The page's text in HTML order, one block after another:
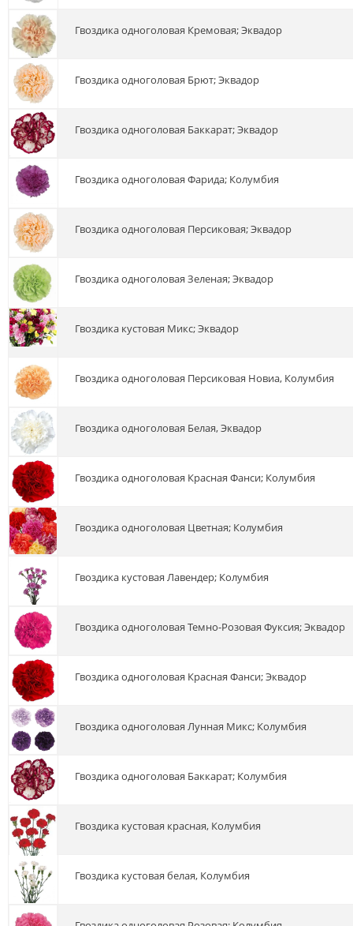
гвоздика одноголовая Кремовая; Эквадор
гвоздика одноголовая Брют; Эквадор
гвоздика одноголовая Баккарат; Эквадор
гвоздика одноголовая Фарида; Колумбия
гвоздика одноголовая Персиковая; Эквадор
гвоздика одноголовая Зеленая; Эквадор
гвоздика кустовая Микс; Эквадор
гвоздика одноголовая Персиковая Новиа, Колумбия
гвоздика одноголовая Белая, Эквадор
гвоздика одноголовая Красная Фанси; Колумбия
гвоздика одноголовая Цветная; Колумбия
гвоздика кустовая Лавендер; Колумбия
гвоздика одноголовая Темно-Розовая Фуксия; Эквадор
гвоздика одноголовая Красная Фанси; Эквадор
гвоздика одноголовая Лунная Микс; Колумбия
гвоздика одноголовая Баккарат; Колумбия
гвоздика кустовая красная, Колумбия
гвоздика кустовая белая, Колумбия